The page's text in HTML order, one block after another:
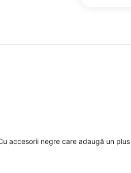
accesorii negre care adaugă un